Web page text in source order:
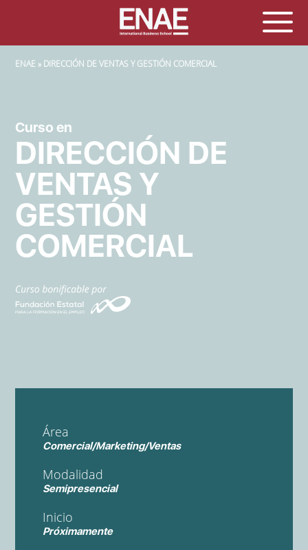
SOBRESCRIBIR ENLACES DE AYUDA A LA NAVEGACIÓN
ENAE DIRECCIÓN DE VENTAS Y GESTIÓN COMERCIAL
Curso en
DIRECCIÓN DE
VENTAS Y
GESTIÓN
COMERCIAL
Área
Comercial/Marketing/Ventas
Modalidad
Semipresencial
Inicio
Próximamente